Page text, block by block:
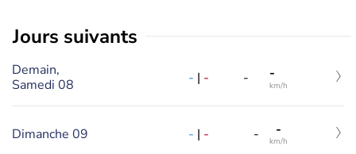
jours suivants
Demain,
Samedi 08
- | - - -
km/h
Dimanche 09 - | - - -
km/h